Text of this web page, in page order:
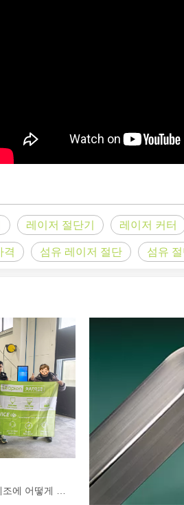
맞춤화된 블로그 게시물의 영어 버전
게 발전하는 금속 제조 세계에서 효
레이저 절단기 레이저 커터
격 섬유 레이저 절단 섬유